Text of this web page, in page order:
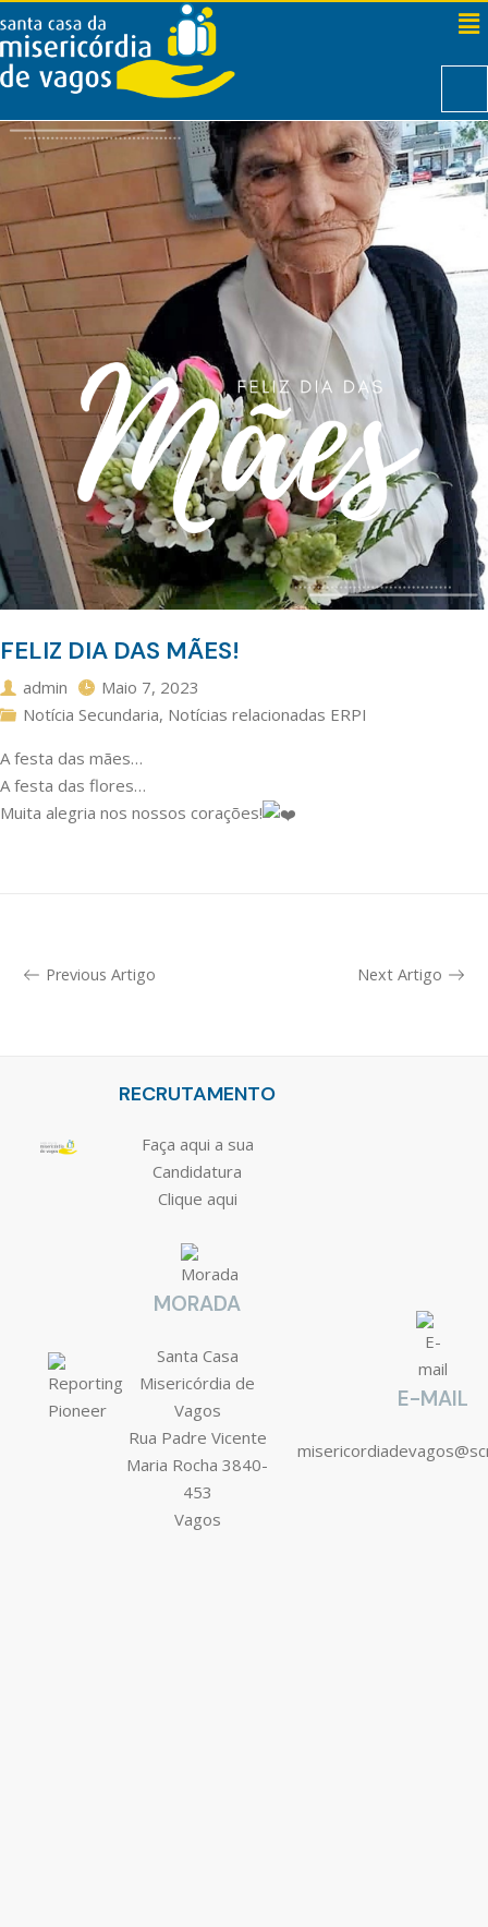
FELIZ DIA DAS MÃES!
admin
Maio 7, 2023
Notícia Secundaria, Notícias relacionadas ERPI
A festa das mães…
A festa das flores…
Muita alegria nos nossos corações!
Previous Artigo Next Artigo
RECRUTAMENTO
Faça aqui a sua
Candidatura
Clique aqui
MORADA
Santa Casa
Misericórdia de
Vagos
Rua Padre Vicente
Maria Rocha 3840-
453
Vagos
E-MAIL